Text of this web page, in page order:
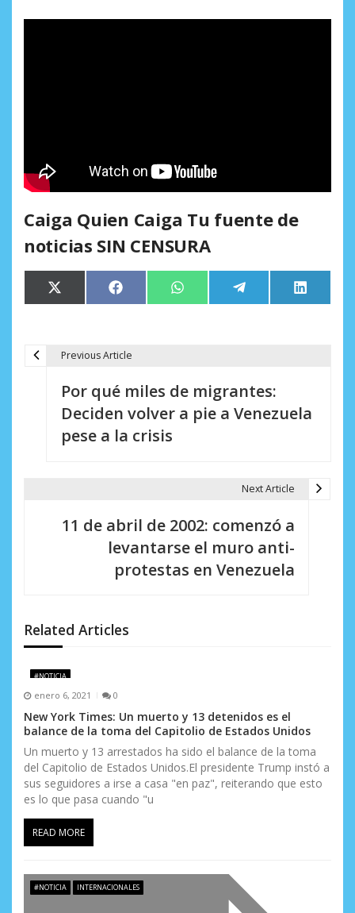
Caiga Quien Caiga Tu fuente de
noticias SIN CENSURA
Compartir
en
X
(Twitter)
Compartir
en
Facebook Compartir
en
WhatsApp Compartir
en
Telegram
en
LinkedIn
n
d
e
e
n
t
r
a
d
a
Previous Article
Por qué miles de migrantes:
Deciden volver a pie a Venezuela
pese a la crisis
Next Article
11 de abril de 2002: comenzó a
levantarse el muro anti-
protestas en Venezuela
Related Articles
#NOTICIA
enero 6, 2021 0
New York Times: Un muerto y 13 detenidos es el
balance de la toma del Capitolio de Estados Unidos
Un muerto y 13 arrestados ha sido el balance de la toma
del Capitolio de Estados Unidos.El presidente Trump instó a
sus seguidores a irse a casa "en paz", reiterando que esto
es lo que pasa cuando "u
READ MORE
#NOTICIA INTERNACIONALES